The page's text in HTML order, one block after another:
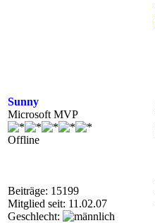
Sunny
Microsoft MVP
Offline
Beiträge: 15199
Mitglied seit: 11.02.07
Geschlecht: